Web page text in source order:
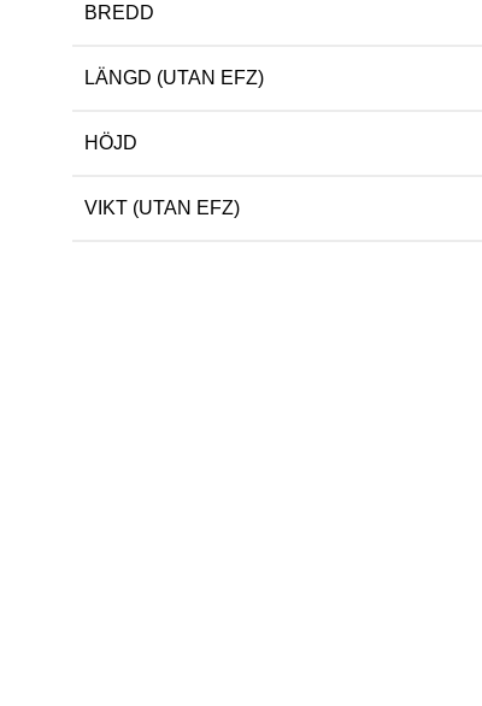
BREDD
LÄNGD (UTAN EFZ)
HÖJD
VIKT (UTAN EFZ)